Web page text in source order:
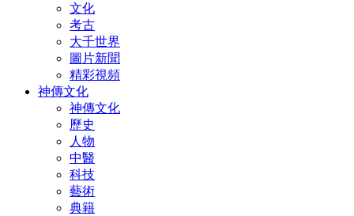
文化
考古
大千世界
圖片新聞
精彩視頻
神傳文化
神傳文化
歷史
人物
中醫
科技
藝術
典籍